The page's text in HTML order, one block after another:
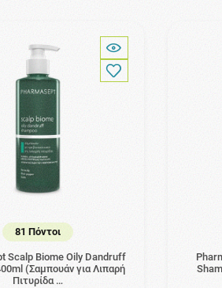
81 Πόντοι
Scalp Biome Oily Dandruff
(Σαμπουάν για Λιπαρή
Πιτυρίδα …